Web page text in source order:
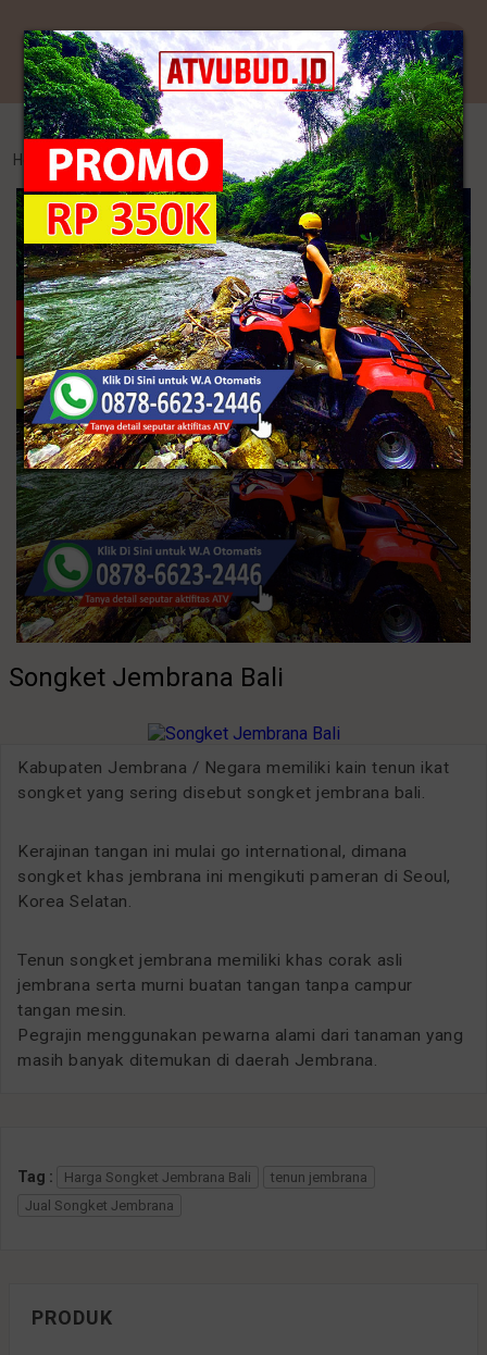
Kategori
Home > Tenun >Songket Jembrana Bali
Songket Jembrana Bali
Kabupaten Jembrana / Negara memiliki kain tenun ikat
songket yang sering disebut songket jembrana bali.
Kerajinan tangan ini mulai go international, dimana
songket khas jembrana ini mengikuti pameran di Seoul,
Korea Selatan.
Tenun songket jembrana memiliki khas corak asli
jembrana serta murni buatan tangan tanpa campur
tangan mesin.
Pegrajin menggunakan pewarna alami dari tanaman yang
masih banyak ditemukan di daerah Jembrana.
Tag : Harga Songket Jembrana Bali
tenun jembrana
Jual Songket Jembrana
PRODUK